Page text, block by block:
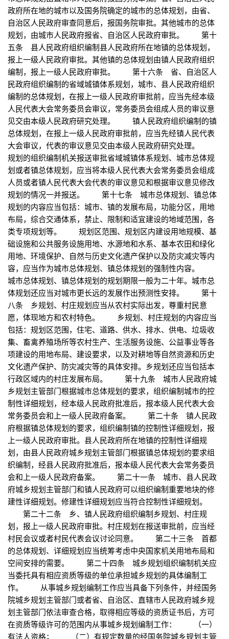
政府所在地的城市以及国务院确定的城市的总体规划，由省、
自治区人民政府审查同意后，报国务院审批。其他城市的总体
规划，由城市人民政府报省、自治区人民政府审批。 第十
五条 县人民政府组织编制县人民政府所在地镇的总体规划，
报上一级人民政府审批。其他镇的总体规划由镇人民政府组织
编制，报上一级人民政府审批。 第十六条 省、自治区人
民政府组织编制的省域城镇体系规划，城市、县人民政府组织
编制的总体规划，在报上一级人民政府审批前，应当先经本级
人民代表大会常务委员会审议，常务委员会组成人员的审议意
见交由本级人民政府研究处理。 镇人民政府组织编制的镇
总体规划，在报上一级人民政府审批前，应当先经镇人民代表
大会审议，代表的审议意见交由本级人民政府研究处理。
规划的组织编制机关报送审批省域城镇体系规划、城市总体规
划或者镇总体规划，应当将本级人民代表大会常务委员会组成
人员或者镇人民代表大会代表的审议意见和根据审议意见修改
规划的情况一并报送。 第十七条 城市总体规划、镇总体
规划的内容应当包括：城市、镇的发展布局，功能分区，用地
布局，综合交通体系，禁止、限制和适宜建设的地域范围，各
类专项规划等。 规划区范围、规划区内建设用地规模、基
础设施和公共服务设施用地、水源地和水系、基本农田和绿化
用地、环境保护、自然与历史文化遗产保护以及防灾减灾等内
容，应当作为城市总体规划、镇总体规划的强制性内容。
城市总体规划、镇总体规划的规划期限一般为二十年。城市总
体规划还应当对城市更长远的发展作出预测性安排。 第十
八条 乡规划、村庄规划应当从农村实际出发，尊重村民意
愿，体现地方和农村特色。 乡规划、村庄规划的内容应当
包括：规划区范围，住宅、道路、供水、排水、供电、垃圾收
集、畜禽养殖场所等农村生产、生活服务设施、公益事业等各
项建设的用地布局、建设要求，以及对耕地等自然资源和历史
文化遗产保护、防灾减灾等的具体安排。乡规划还应当包括本
行政区域内的村庄发展布局。 第十九条 城市人民政府城
乡规划主管部门根据城市总体规划的要求，组织编制城市的控
制性详细规划，经本级人民政府批准后，报本级人民代表大会
常务委员会和上一级人民政府备案。 第二十条 镇人民政
府根据镇总体规划的要求，组织编制镇的控制性详细规划，报
上一级人民政府审批。县人民政府所在地镇的控制性详细规
划，由县人民政府城乡规划主管部门根据镇总体规划的要求组
织编制，经县人民政府批准后，报本级人民代表大会常务委员
会和上一级人民政府备案。 第二十一条 城市、县人民政
府城乡规划主管部门和镇人民政府可以组织编制重要地块的修
建性详细规划。修建性详细规划应当符合控制性详细规划。
第二十二条 乡、镇人民政府组织编制乡规划、村庄规
划，报上一级人民政府审批。村庄规划在报送审批前，应当经
村民会议或者村民代表会议讨论同意。 第二十三条 首都
的总体规划、详细规划应当统筹考虑中央国家机关用地布局和
空间安排的需要。 第二十四条 城乡规划组织编制机关应
当委托具有相应资质等级的单位承担城乡规划的具体编制工
作。 从事城乡规划编制工作应当具备下列条件，并经国务
院城乡规划主管部门或者省、自治区、直辖市人民政府城乡规
划主管部门依法审查合格，取得相应等级的资质证书后，方可
在资质等级许可的范围内从事城乡规划编制工作： （一）
有法人资格； （二）有规定数量的经国务院城乡规划主管